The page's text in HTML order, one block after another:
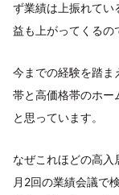
ず業績は上振れてい
益も上がってくるの
今までの経験を踏ま
帯と高価格帯のホー
と思っています。
なぜこれほどの高入
月2回の業績会議で